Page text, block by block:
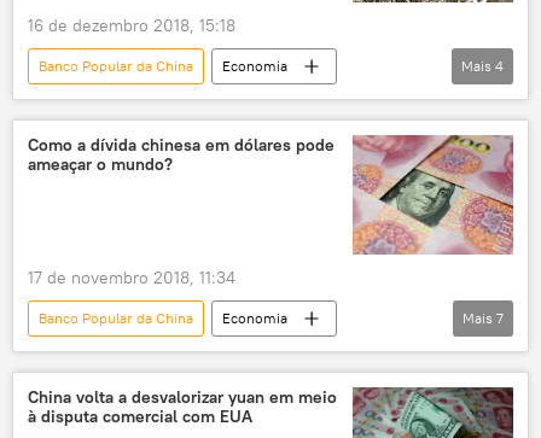
16 de dezembro 2018, 15:18
Banco Popular da China
Economia
Notícias
China
bitcoin
criptomoedas
Mais 4
Como a dívida chinesa em dólares pode
ameaçar o mundo?
17 de novembro 2018, 11:34
Banco Popular da China
Economia
Notícias
China
dólar
dívida
empréstimos
yuan
EUA
Mais 7
China volta a desvalorizar yuan em meio
à disputa comercial com EUA